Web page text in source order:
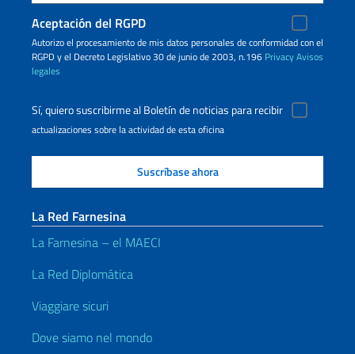
Aceptación del RGPD
Autorizo ​​el procesamiento de mis datos personales de conformidad con el
RGPD y el Decreto Legislativo 30 de junio de 2003, n.196 PrivacyAvisos
legales
Sí, quiero suscribirme al Boletín de noticias para recibir
actualizaciones sobre la actividad de esta oficina
La Red Farnesina
La Farnesina – el MAECI
La Red Diplomática
Viaggiare sicuri
Dove siamo nel mondo